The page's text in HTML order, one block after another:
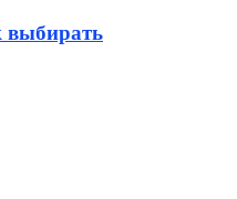
выбирать